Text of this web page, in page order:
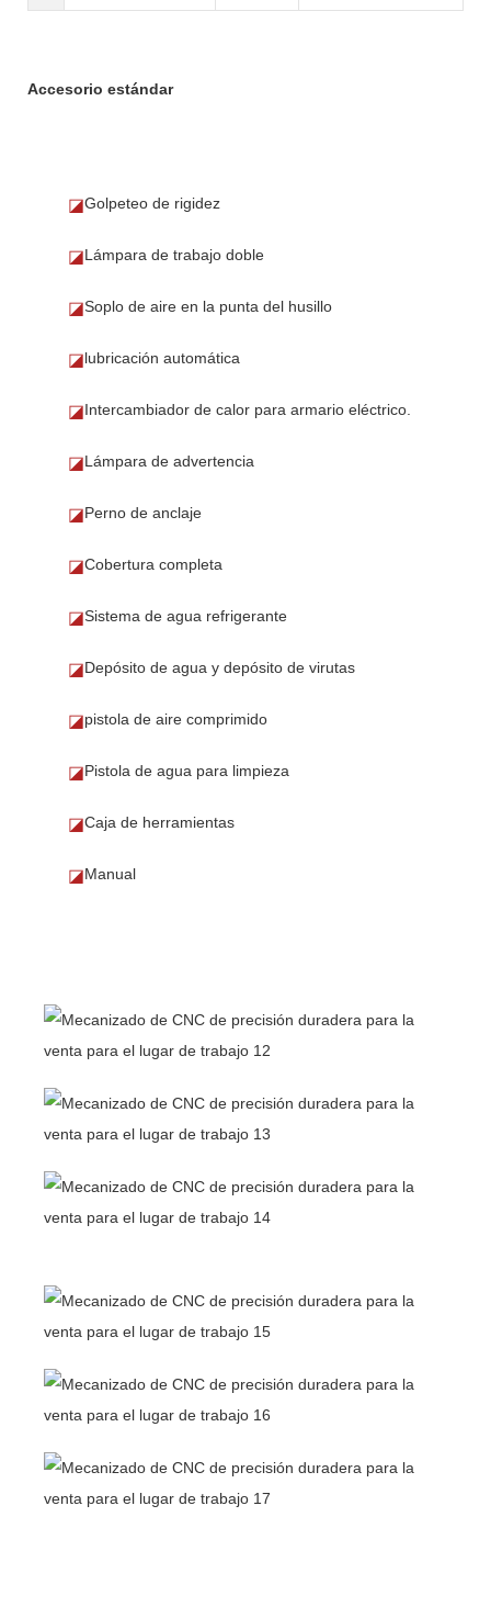
Accesorio estándar
◪Golpeteo de rigidez
◪Lámpara de trabajo doble
◪Soplo de aire en la punta del husillo
◪lubricación automática
◪Intercambiador de calor para armario eléctrico.
◪Lámpara de advertencia
◪Perno de anclaje
◪Cobertura completa
◪Sistema de agua refrigerante
◪Depósito de agua y depósito de virutas
◪pistola de aire comprimido
◪Pistola de agua para limpieza
◪Caja de herramientas
◪Manual